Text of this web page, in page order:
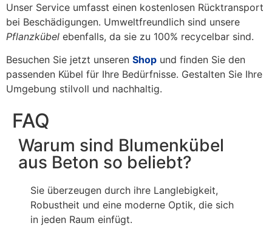
Unser Service umfasst einen kostenlosen Rücktransport
bei Beschädigungen. Umweltfreundlich sind unsere
Pflanzkübel ebenfalls, da sie zu 100% recycelbar sind.
Besuchen Sie jetzt unseren Shop und finden Sie den
passenden Kübel für Ihre Bedürfnisse. Gestalten Sie Ihre
Umgebung stilvoll und nachhaltig.
FAQ
Warum sind Blumenkübel
aus Beton so beliebt?
Sie überzeugen durch ihre Langlebigkeit,
Robustheit und eine moderne Optik, die sich
in jeden Raum einfügt.